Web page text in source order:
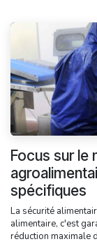
Focus sur le
spécifiques
La sécurité
alimentaire, c'est
réduction maximale